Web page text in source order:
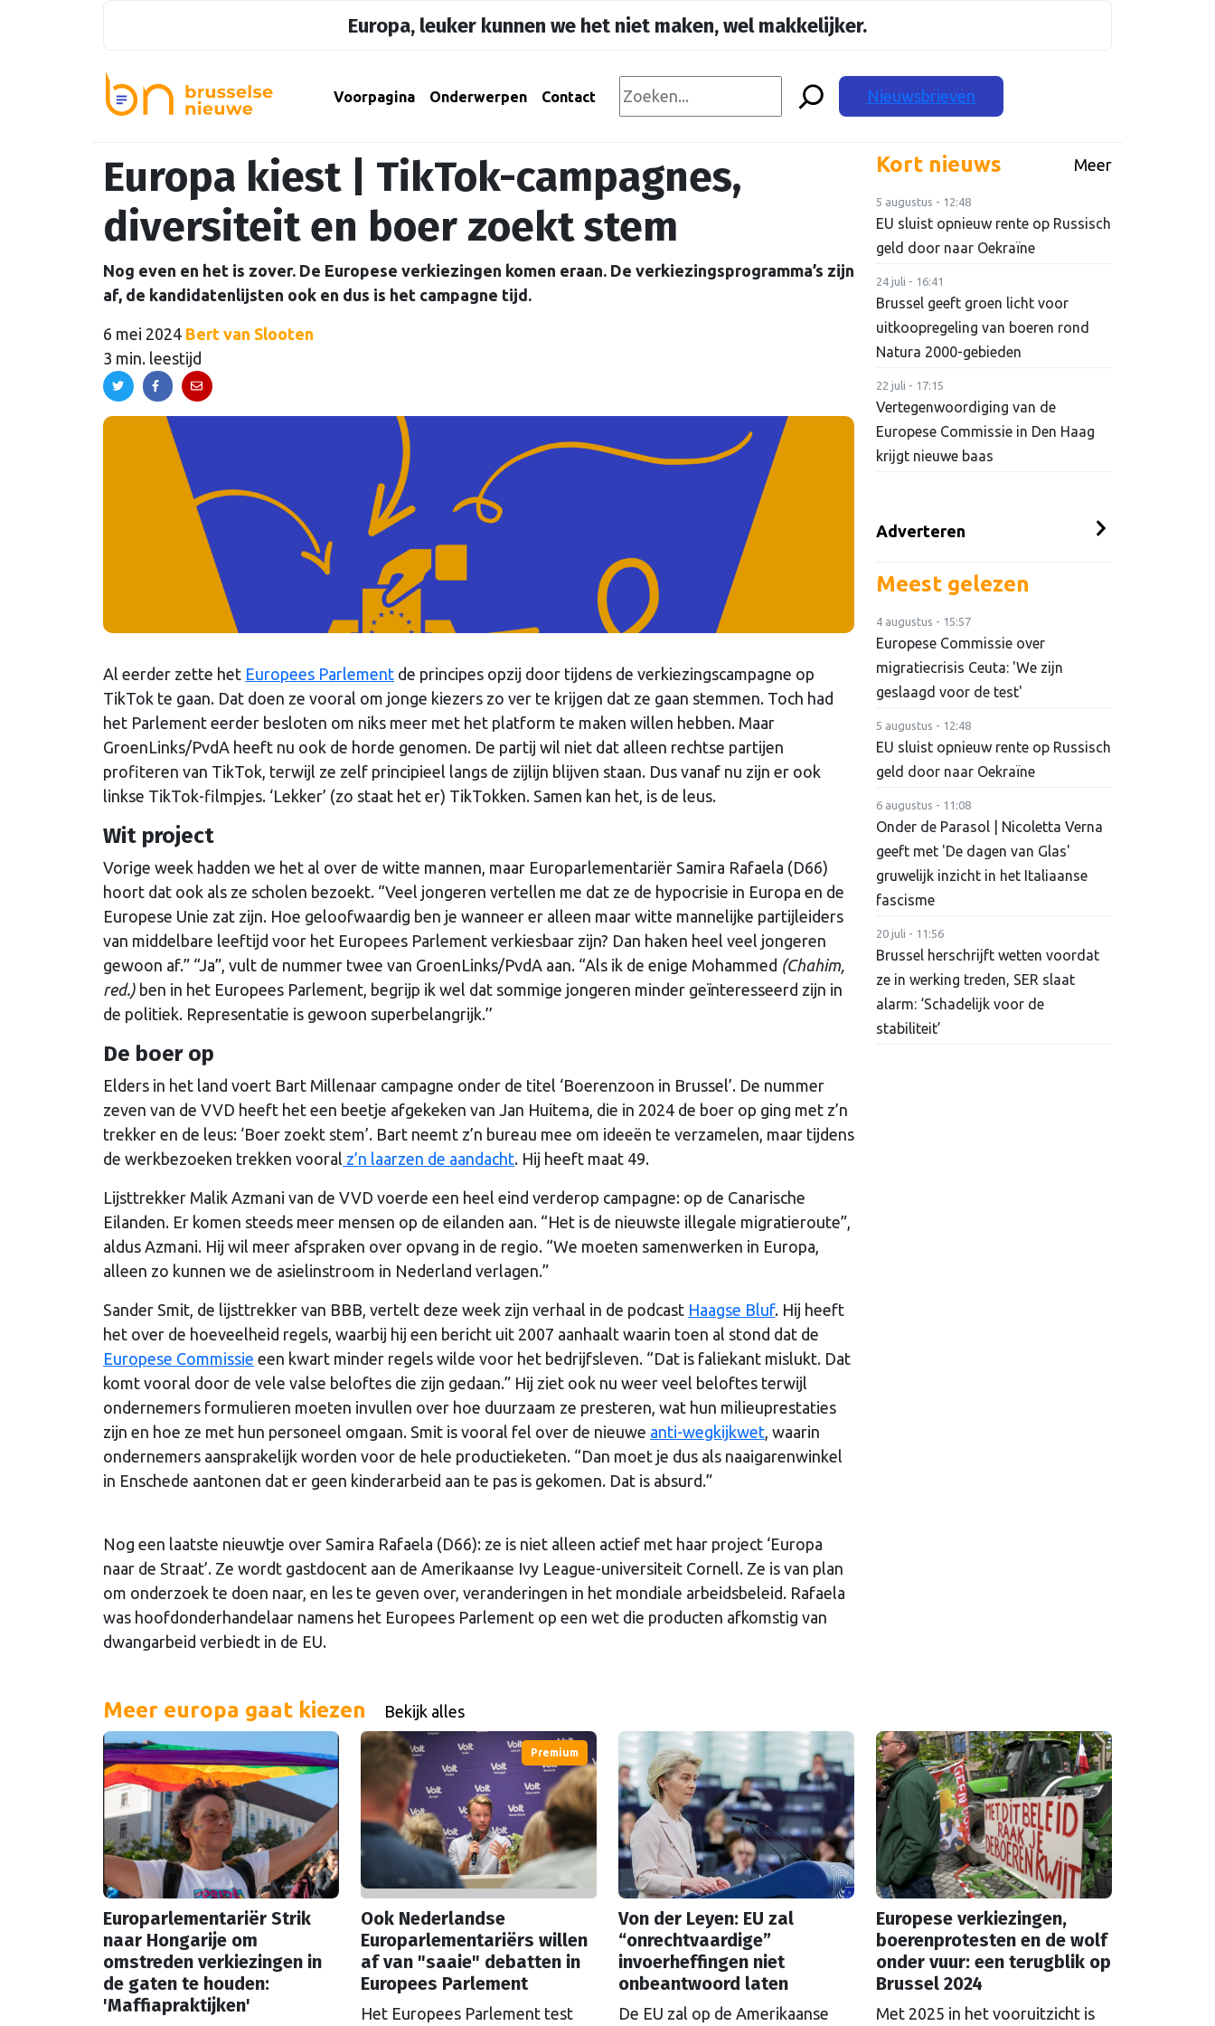
Europa, leuker kunnen we het niet maken, wel makkelijker.
Voorpagina Onderwerpen Contact Nieuwsbrieven
Europa kiest | TikTok-campagnes,
diversiteit en boer zoekt stem
Nog even en het is zover. De Europese verkiezingen komen eraan. De verkiezingsprogramma’s zijn
af, de kandidatenlijsten ook en dus is het campagne tijd.
6 mei 2024 Bert van Slooten
3 min. leestijd
Al eerder zette het Europees Parlement de principes opzij door tijdens de verkiezingscampagne op
TikTok te gaan. Dat doen ze vooral om jonge kiezers zo ver te krijgen dat ze gaan stemmen. Toch had
het Parlement eerder besloten om niks meer met het platform te maken willen hebben. Maar
GroenLinks/PvdA heeft nu ook de horde genomen. De partij wil niet dat alleen rechtse partijen
profiteren van TikTok, terwijl ze zelf principieel langs de zijlijn blijven staan. Dus vanaf nu zijn er ook
linkse TikTok-filmpjes. ‘Lekker’ (zo staat het er) TikTokken. Samen kan het, is de leus.
Wit project
Vorige week hadden we het al over de witte mannen, maar Europarlementariër Samira Rafaela (D66)
hoort dat ook als ze scholen bezoekt. “Veel jongeren vertellen me dat ze de hypocrisie in Europa en de
Europese Unie zat zijn. Hoe geloofwaardig ben je wanneer er alleen maar witte mannelijke partijleiders
van middelbare leeftijd voor het Europees Parlement verkiesbaar zijn? Dan haken heel veel jongeren
gewoon af.” “Ja”, vult de nummer twee van GroenLinks/PvdA aan. “Als ik de enige Mohammed (Chahim,
red.) ben in het Europees Parlement, begrijp ik wel dat sommige jongeren minder geïnteresseerd zijn in
de politiek. Representatie is gewoon superbelangrijk.’’
De boer op
Elders in het land voert Bart Millenaar campagne onder de titel ‘Boerenzoon in Brussel’. De nummer
zeven van de VVD heeft het een beetje afgekeken van Jan Huitema, die in 2024 de boer op ging met z’n
trekker en de leus: ‘Boer zoekt stem’. Bart neemt z’n bureau mee om ideeën te verzamelen, maar tijdens
de werkbezoeken trekken vooral z’n laarzen de aandacht. Hij heeft maat 49.
Lijsttrekker Malik Azmani van de VVD voerde een heel eind verderop campagne: op de Canarische
Eilanden. Er komen steeds meer mensen op de eilanden aan. “Het is de nieuwste illegale migratieroute”,
aldus Azmani. Hij wil meer afspraken over opvang in de regio. “We moeten samenwerken in Europa,
alleen zo kunnen we de asielinstroom in Nederland verlagen.”
Sander Smit, de lijsttrekker van BBB, vertelt deze week zijn verhaal in de podcast Haagse Bluf. Hij heeft
het over de hoeveelheid regels, waarbij hij een bericht uit 2007 aanhaalt waarin toen al stond dat de
Europese Commissie een kwart minder regels wilde voor het bedrijfsleven. “Dat is faliekant mislukt. Dat
komt vooral door de vele valse beloftes die zijn gedaan.” Hij ziet ook nu weer veel beloftes terwijl
ondernemers formulieren moeten invullen over hoe duurzaam ze presteren, wat hun milieuprestaties
zijn en hoe ze met hun personeel omgaan. Smit is vooral fel over de nieuwe anti-wegkijkwet , waarin
ondernemers aansprakelijk worden voor de hele productieketen. “Dan moet je dus als naaigarenwinkel
in Enschede aantonen dat er geen kinderarbeid aan te pas is gekomen. Dat is absurd.”
Nog een laatste nieuwtje over Samira Rafaela (D66): ze is niet alleen actief met haar project ‘Europa
naar de Straat’. Ze wordt gastdocent aan de Amerikaanse Ivy League-universiteit Cornell. Ze is van plan
om onderzoek te doen naar, en les te geven over, veranderingen in het mondiale arbeidsbeleid. Rafaela
was hoofdonderhandelaar namens het Europees Parlement op een wet die producten afkomstig van
dwangarbeid verbiedt in de EU.
Kort nieuws Meer
5 augustus - 12:48
EU sluist opnieuw rente op Russisch
geld door naar Oekraïne
24 juli - 16:41
Brussel geeft groen licht voor
uitkoopregeling van boeren rond
Natura 2000-gebieden
22 juli - 17:15
Vertegenwoordiging van de
Europese Commissie in Den Haag
krijgt nieuwe baas
Adverteren
Meest gelezen
4 augustus - 15:57
Europese Commissie over
migratiecrisis Ceuta: 'We zijn
geslaagd voor de test'
5 augustus - 12:48
EU sluist opnieuw rente op Russisch
geld door naar Oekraïne
6 augustus - 11:08
Onder de Parasol | Nicoletta Verna
geeft met 'De dagen van Glas'
gruwelijk inzicht in het Italiaanse
fascisme
20 juli - 11:56
Brussel herschrijft wetten voordat
ze in werking treden, SER slaat
alarm: ‘Schadelijk voor de
stabiliteit’
Meer europa gaat kiezen Bekijk alles
Europarlementariër Strik
naar Hongarije om
omstreden verkiezingen in
de gaten te houden:
'Maffiapraktijken'
Premium
Ook Nederlandse
Europarlementariërs willen
af van "saaie" debatten in
Europees Parlement
Het Europees Parlement test
Von der Leyen: EU zal
“onrechtvaardige”
invoerheffingen niet
onbeantwoord laten
De EU zal op de Amerikaanse
Europese verkiezingen,
boerenprotesten en de wolf
onder vuur: een terugblik op
Brussel 2024
Met 2025 in het vooruitzicht is